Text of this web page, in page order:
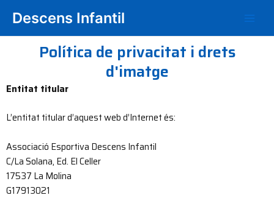
contingut
Descens Infantil
Política de privacitat i drets
d'imatge
Entitat titular
L’entitat titular d’aquest web d’Internet és:
Associació Esportiva Descens Infantil
C/La Solana, Ed. El Celler
17537 La Molina
G17913021